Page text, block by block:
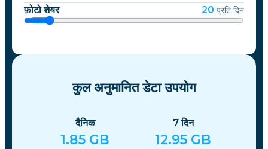
फ़ोटो शेयर 20 प्रति दिन
कुल अनुमानित डेटा उपयोग
दैनिक
1.85 GB
7दिन
12.95 GB